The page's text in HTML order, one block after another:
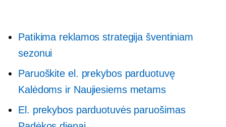
Patikima reklamos strategija šventiniam
sezonui
Paruoškite el. prekybos parduotuvę
Kalėdoms ir Naujiesiems metams
El. prekybos parduotuvės paruošimas